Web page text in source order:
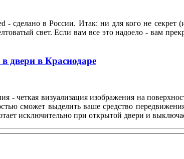
сделано в России. Итак: ни для кого не секрет
свет. Если вам все это надоело - вам
двери в Краснодаре
- четкая визуализация изображения на
сможет выделить ваше средство
исключительно при открытой двери и